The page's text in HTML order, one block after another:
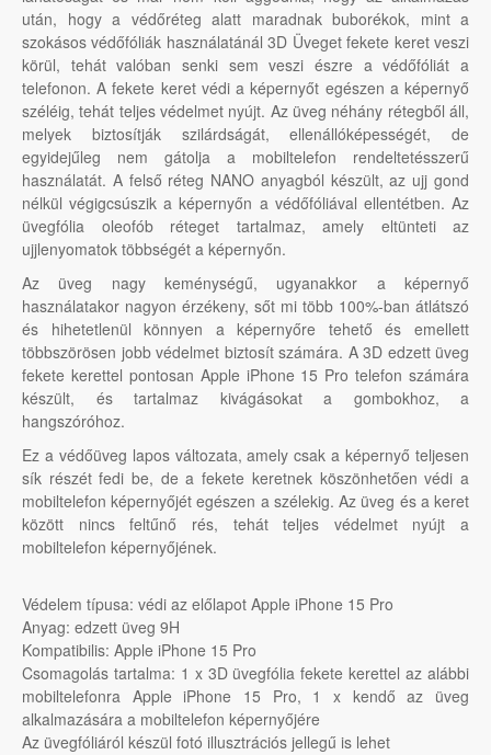
után, hogy a védőréteg alatt maradnak buborékok, mint a
szokásos védőfóliák használatánál 3D Üveget fekete keret veszi
körül, tehát valóban senki sem veszi észre a védőfóliát a
telefonon. A fekete keret védi a képernyőt egészen a képernyő
széléig, tehát teljes védelmet nyújt. Az üveg néhány rétegből áll,
melyek biztosítják szilárdságát, ellenállóképességét, de
egyidejűleg nem gátolja a mobiltelefon rendeltetésszerű
használatát. A felső réteg NANO anyagból készült, az ujj gond
nélkül végigcsúszik a képernyőn a védőfóliával ellentétben. Az
üvegfólia oleofób réteget tartalmaz, amely eltünteti az
ujjlenyomatok többségét a képernyőn.
Az üveg nagy keménységű, ugyanakkor a képernyő
használatakor nagyon érzékeny, sőt mi több 100%-ban átlátszó
és hihetetlenül könnyen a képernyőre tehető és emellett
többszörösen jobb védelmet biztosít számára. A 3D edzett üveg
fekete kerettel pontosan Apple iPhone 15 Pro telefon számára
készült, és tartalmaz kivágásokat a gombokhoz, a
hangszóróhoz.
Ez a védőüveg lapos változata, amely csak a képernyő teljesen
sík részét fedi be, de a fekete keretnek köszönhetően védi a
mobiltelefon képernyőjét egészen a szélekig. Az üveg és a keret
között nincs feltűnő rés, tehát teljes védelmet nyújt a
mobiltelefon képernyőjének.
Védelem típusa: védi az előlapot Apple iPhone 15 Pro
Anyag: edzett üveg 9H
Kompatibilis: Apple iPhone 15 Pro
Csomagolás tartalma: 1 x 3D üvegfólia fekete kerettel az alábbi
mobiltelefonra Apple iPhone 15 Pro, 1 x kendő az üveg
alkalmazására a mobiltelefon képernyőjére
Az üvegfóliáról készül fotó illusztrációs jellegű is lehet